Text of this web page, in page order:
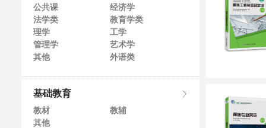
公共课
经济学
法学类
教育学类
理学
工学
管理学
艺术学
其他
外语类
基础教育
教材
教辅
其他